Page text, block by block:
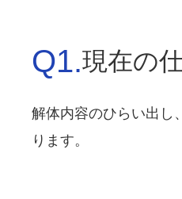
Q1.現在の
解体内容のひらい出し
ります。